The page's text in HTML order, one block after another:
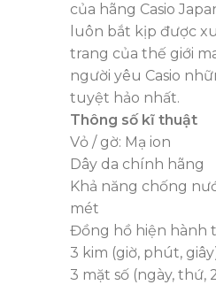
của hãng Casio
luôn bắt kịp được
trang của thế giới
người yêu Casio
tuyệt hảo nhất.
Thông số kĩ thuật
Vỏ / gờ: Mạ ion
Dây da chính hãng
Khả năng chống
mét
Đồng hồ hiện hành
3 kim (giờ, phút,
3 mặt số (ngày, thứ,